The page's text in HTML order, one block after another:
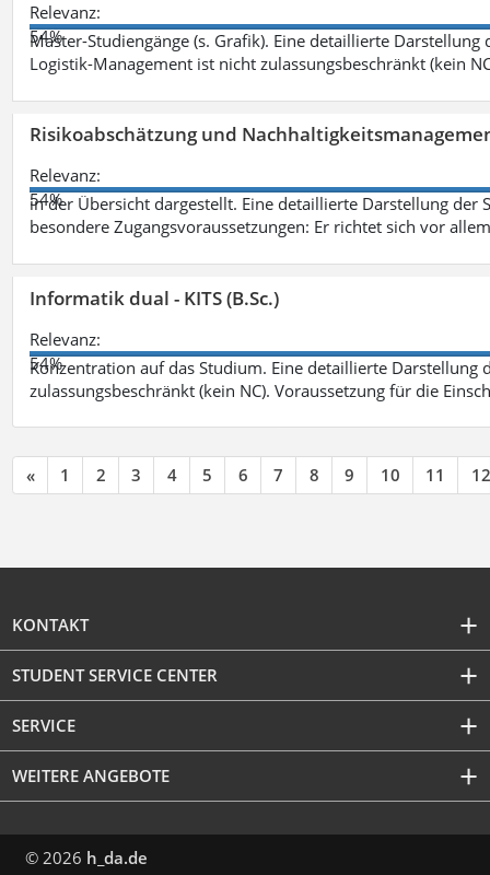
Relevanz:
54%
Master-Studiengänge (s. Grafik). Eine detaillierte
Logistik-Management ist nicht zulassungsbeschränkt (kein
Risikoabschätzung und
Relevanz:
54%
in der Übersicht dargestellt. Eine detaillierte Darstellung der
besondere Zugangsvoraussetzungen: Er richtet sich vor
Informatik dual - KITS (B.Sc.)
Relevanz:
54%
Konzentration auf das Studium. Eine detaillierte
zulassungsbeschränkt (kein NC). Voraussetzung für die
« 1 2 3 4 5 6 7 8 9 10 11 12
KONTAKT
STUDENT SERVICE CENTER
SERVICE
WEITERE ANGEBOTE
© 2026 h_da.de